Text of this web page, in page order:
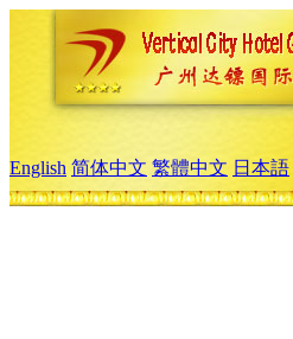
English 简体中文 繁體中文 日本語